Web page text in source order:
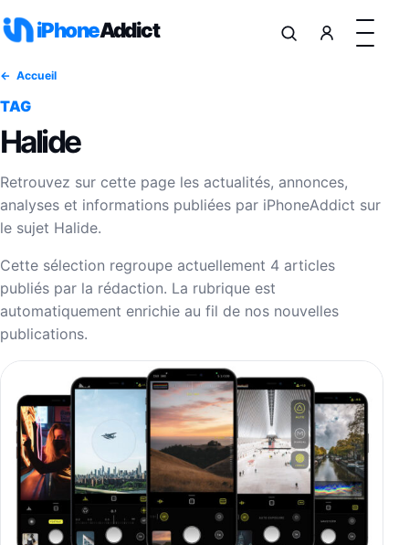
iPhoneAddict
Accueil
TAG
Halide
Retrouvez sur cette page les actualités, annonces,
analyses et informations publiées par iPhoneAddict sur
le sujet Halide.
Cette sélection regroupe actuellement 4 articles
publiés par la rédaction. La rubrique est
automatiquement enrichie au fil de nos nouvelles
publications.